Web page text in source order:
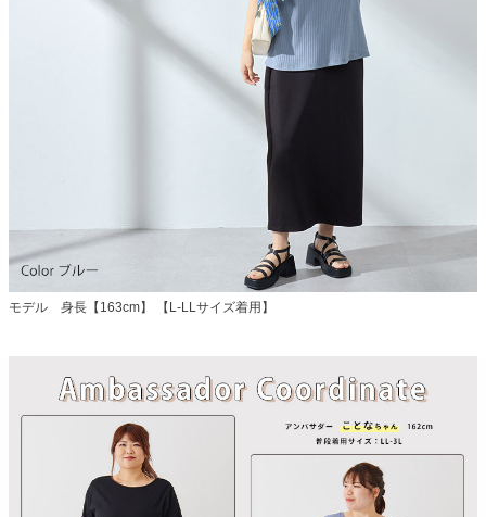
モデル 身長【163cm】 【L-LLサイズ着用】